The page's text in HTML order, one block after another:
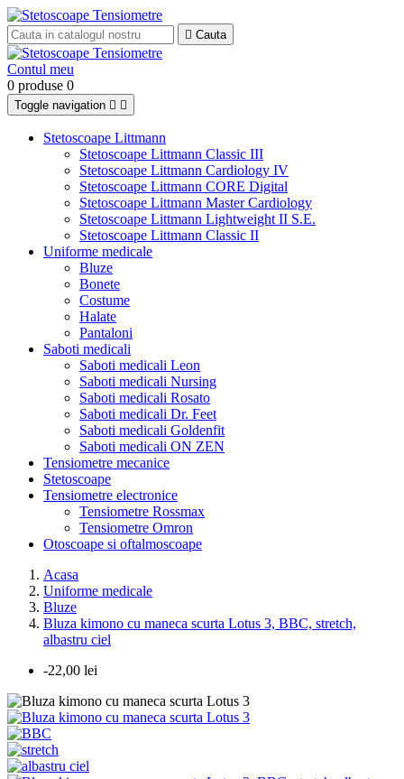
 Cauta
Contul meu
0 produse 0
Toggle navigation  
Stetoscoape Littmann
Stetoscoape Littmann Classic III
Stetoscoape Littmann Cardiology IV
Stetoscoape Littmann CORE Digital
Stetoscoape Littmann Master Cardiology
Stetoscoape Littmann Lightweight II S.E.
Stetoscoape Littmann Classic II
Uniforme medicale
Bluze
Bonete
Costume
Halate
Pantaloni
Saboti medicali
Saboti medicali Leon
Saboti medicali Nursing
Saboti medicali Rosato
Saboti medicali Dr. Feet
Saboti medicali Goldenfit
Saboti medicali ON ZEN
Tensiometre mecanice
Stetoscoape
Tensiometre electronice
Tensiometre Rossmax
Tensiometre Omron
Otoscoape si oftalmoscoape
Acasa
Uniforme medicale
Bluze
Bluza kimono cu maneca scurta Lotus 3, BBC, stretch,
albastru ciel
-22,00 lei